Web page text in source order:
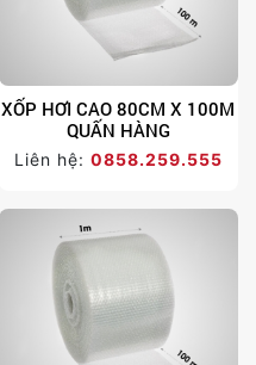
XỐP HƠI CAO 80CM X 100M
QUẤN HÀNG
Liên hệ: 0858.259.555